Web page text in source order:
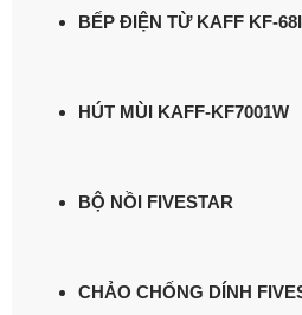
BẾP ĐIỆN TỪ KAFF KF-
HÚT MÙI KAFF-KF7001W
BỘ NỒI FIVESTAR
CHẢO CHỐNG DÍNH